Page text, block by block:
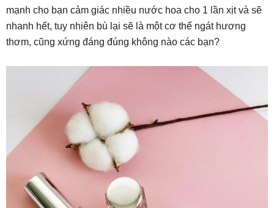
mạnh cho bạn cảm giác nhiều nước hoa cho 1 lần xịt và sẽ
nhanh hết, tuy nhiên bù lại sẽ là một cơ thể ngát hương
thơm, cũng xứng đáng đúng không nào các bạn?